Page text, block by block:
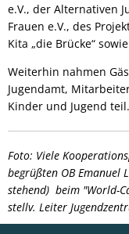
e.V., der Alternativen
Frauen e.V., des
Kita „die Brücke“
Weiterhin nahmen
Jugendamt,
Kinder und Jugend teil.
Foto: Viele
begrüßten OB Emanuel
stehend) beim "World-
stellv. Leiter